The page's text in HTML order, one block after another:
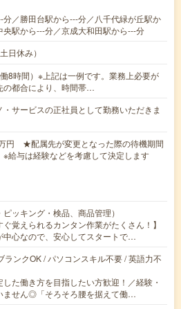
分／勝田台駅から---分／八千代緑が丘駅か
央駅から---分／京成大和田駅から---分
日休み）
8時間）※上記は一例です。業務上必要が
の都合により、時間帯…
サービスの正社員として勤務いただきま
円 ★配属先が変更となった際の待機期間
給与は経験などを考慮して決定します
ッキング・検品、商品管理）
ぐ覚えられるカンタン作業がたくさん！】
中心なので、安心してスタートで…
ランクOK / パソコンスキル不要 / 英語力不
た働き方を目指したい方歓迎！／経験・
ません◎「そろそろ腰を据えて働…